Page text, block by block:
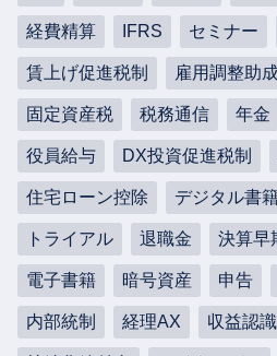
経費精算 IFRS セミナー
賃上げ促進税制 雇用調整助
固定資産税 税務通信 年金
役員給与 DX投資促進税制
住宅ローン控除 デジタル書
トライアル 退職金 決算早
電子書籍 暗号資産 申告
内部統制 経理AX 収益認識